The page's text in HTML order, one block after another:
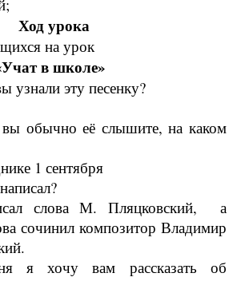
Ход урока
на урок
в школе»
узнали эту песенку?
обычно её слышите, на каком
1 сентября
слова М. Пляцковский, а
сочинил композитор Владимир
я хочу вам рассказать об